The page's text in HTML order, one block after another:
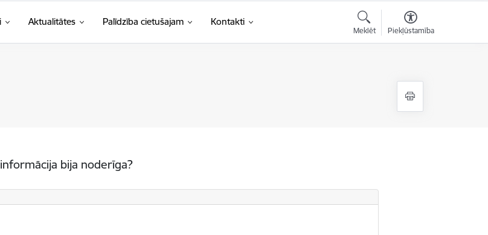
Aktualitātes Palīdzība cietušajam Kontakti
Meklēt Piekļūstamība
bija noderīga?